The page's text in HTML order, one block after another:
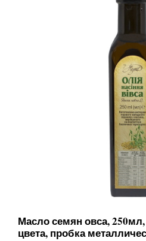
Масло семян овса,
цвета, пробка